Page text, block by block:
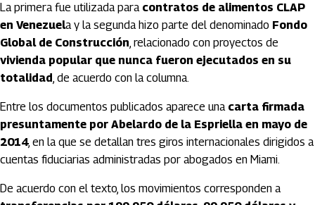
La primera fue utilizada para contratos de alimentos CLAP
en Venezuela y la segunda hizo parte del denominado Fondo
Global de Construcción, relacionado con proyectos de
vivienda popular que nunca fueron ejecutados en su
totalidad, de acuerdo con la columna.
Entre los documentos publicados aparece unacarta firmada
presuntamente por Abelardo de la Espriella en mayo de
2014, en la que se detallan tres giros internacionales dirigidos a
cuentas fiduciarias administradas por abogados en Miami.
De acuerdo con el texto, los movimientos corresponden a